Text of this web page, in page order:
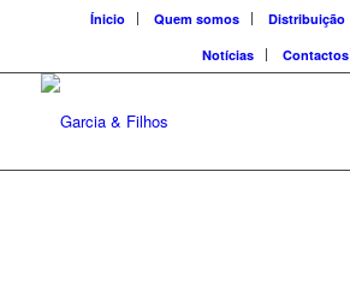
Ínicio Quem somos Distribuição
Notícias
Contactos